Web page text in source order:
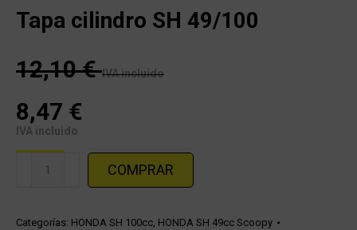
Tapa cilindro SH 49/100
12,10€ IVA incluido
8,47 €
IVA incluido
49/100
COMPRAR
Categorías: HONDA SH 100cc HONDA SH 49cc Scoopy